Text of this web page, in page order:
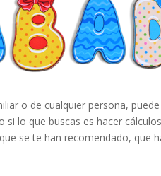
o de cualquier persona,
lo que buscas es hacer
se te han recomendado, que